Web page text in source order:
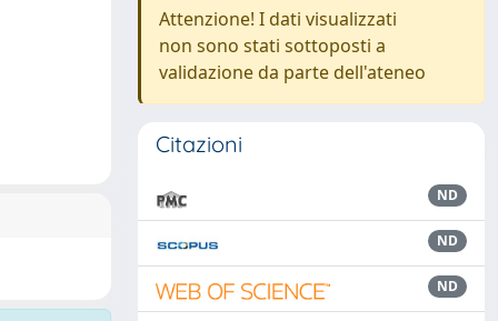
Attenzione! I dati visualizzati
non sono stati sottoposti a
validazione da parte dell'ateneo
Citazioni
ND
ND
ND